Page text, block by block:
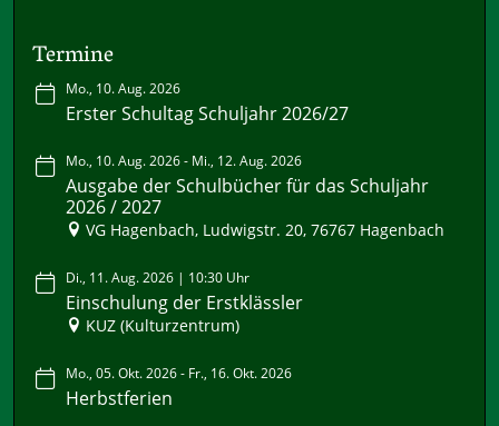
Termine
Mo., 10. Aug. 2026
Erster Schultag Schuljahr 2026/27
Mo., 10. Aug. 2026 - Mi., 12. Aug. 2026
Ausgabe der Schulbücher für das Schuljahr
2026 / 2027
VG Hagenbach, Ludwigstr. 20, 76767 Hagenbach
Di., 11. Aug. 2026 | 10:30 Uhr
Einschulung der Erstklässler
KUZ (Kulturzentrum)
Mo., 05. Okt. 2026 - Fr., 16. Okt. 2026
Herbstferien